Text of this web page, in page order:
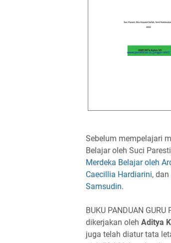
Sebelum mempelajari
Belajar oleh Suci
Merdeka Belajar oleh
Caecillia Hardiarini, dan
Samsudin.
BUKU PANDUAN
dikerjakan oleh Aditya
juga telah diatur tata